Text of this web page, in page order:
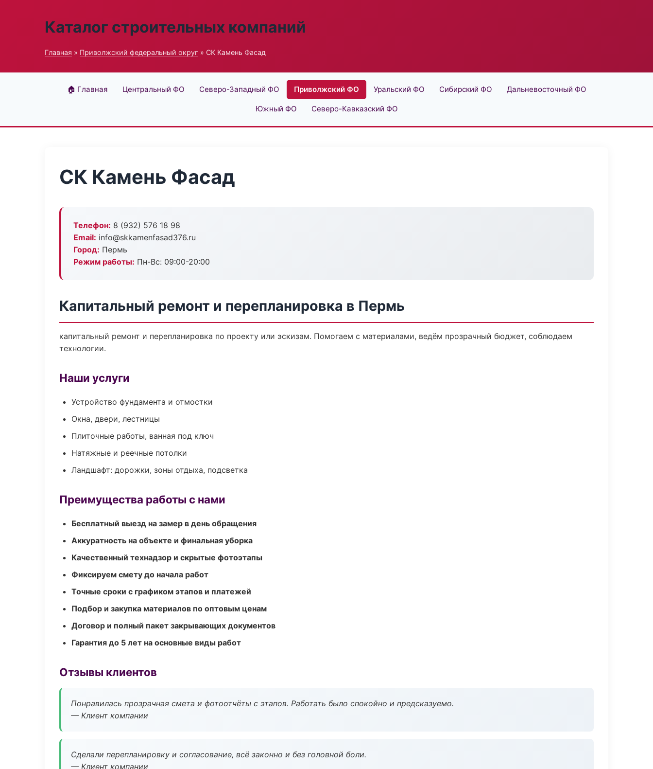
Каталог строительных компаний
Главная » Приволжский федеральный округ » СК Камень Фасад
🏠 Главная Центральный ФО Северо-Западный ФО Приволжский ФО Уральский ФО Сибирский ФО Дальневосточный ФО
Южный ФО Северо-Кавказский ФО
СК Камень Фасад
Телефон: 8 (932) 576 18 98
Email: info@skkamenfasad376.ru
Город: Пермь
Режим работы: Пн-Вс: 09:00-20:00
Капитальный ремонт и перепланировка в Пермь
капитальный ремонт и перепланировка по проекту или эскизам. Помогаем с материалами, ведём прозрачный бюджет, соблюдаем
технологии.
Наши услуги
Устройство фундамента и отмостки
Окна, двери, лестницы
Плиточные работы, ванная под ключ
Натяжные и реечные потолки
Ландшафт: дорожки, зоны отдыха, подсветка
Преимущества работы с нами
Бесплатный выезд на замер в день обращения
Аккуратность на объекте и финальная уборка
Качественный технадзор и скрытые фотоэтапы
Фиксируем смету до начала работ
Точные сроки с графиком этапов и платежей
Подбор и закупка материалов по оптовым ценам
Договор и полный пакет закрывающих документов
Гарантия до 5 лет на основные виды работ
Отзывы клиентов
Понравилась прозрачная смета и фотоотчёты с этапов. Работать было спокойно и предсказуемо.
— Клиент компании
Сделали перепланировку и согласование, всё законно и без головной боли.
— Клиент компании